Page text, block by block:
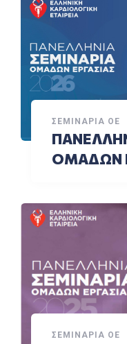
ΣΕΜΙΝΆΡΙΑ ΟΕ
ΟΜΑΔΩΝ
ΣΕΜΙΝΆΡΙΑ ΟΕ